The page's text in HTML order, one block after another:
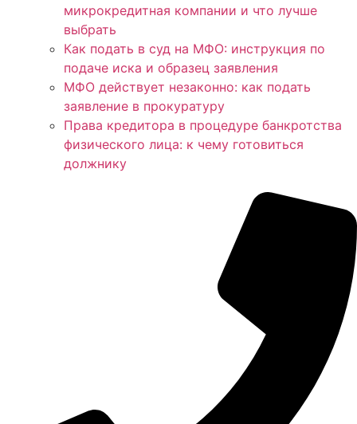
микрокредитная компании и что лучше
выбрать
Как подать в суд на МФО: инструкция по
подаче иска и образец заявления
МФО действует незаконно: как подать
заявление в прокуратуру
Права кредитора в процедуре банкротства
физического лица: к чему готовиться
должнику